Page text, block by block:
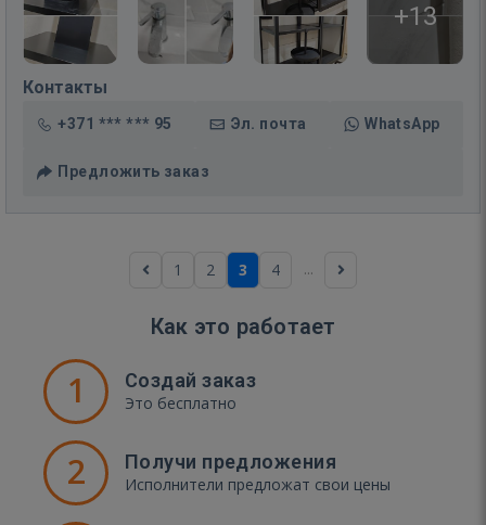
+13
Контакты
+371 *** *** 95 Эл. почта WhatsApp
Предложить заказ
1 2 3 4 ...
Как это работает
1 Создай заказ
Это бесплатно
2 Получи предложения
Исполнители предложат свои цены